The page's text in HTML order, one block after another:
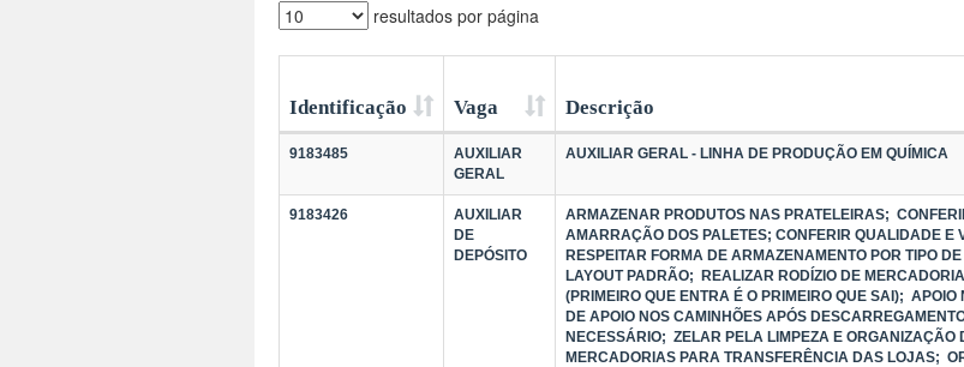
resultados por página
Identificação Vaga Descrição
9183485
AUXILIAR
GERAL
AUXILIAR GERAL - LINHA DE PRODUÇÃO EM QUÍMICA
9183426
AUXILIAR
DE
DEPÓSITO
ARMAZENAR PRODUTOS NAS PRATELEIRAS;
AMARRAÇÃO DOS PALETES; CONFERIR QUALIDADE E
RESPEITAR FORMA DE ARMAZENAMENTO POR TIPO
LAYOUT PADRÃO; REALIZAR RODÍZIO DE
(PRIMEIRO QUE ENTRA É O PRIMEIRO QUE SAI);
DE APOIO NOS CAMINHÕES APÓS
NECESSÁRIO; ZELAR PELA LIMPEZA E ORGANIZAÇÃO
MERCADORIAS PARA TRANSFERÊNCIA DAS LOJAS;